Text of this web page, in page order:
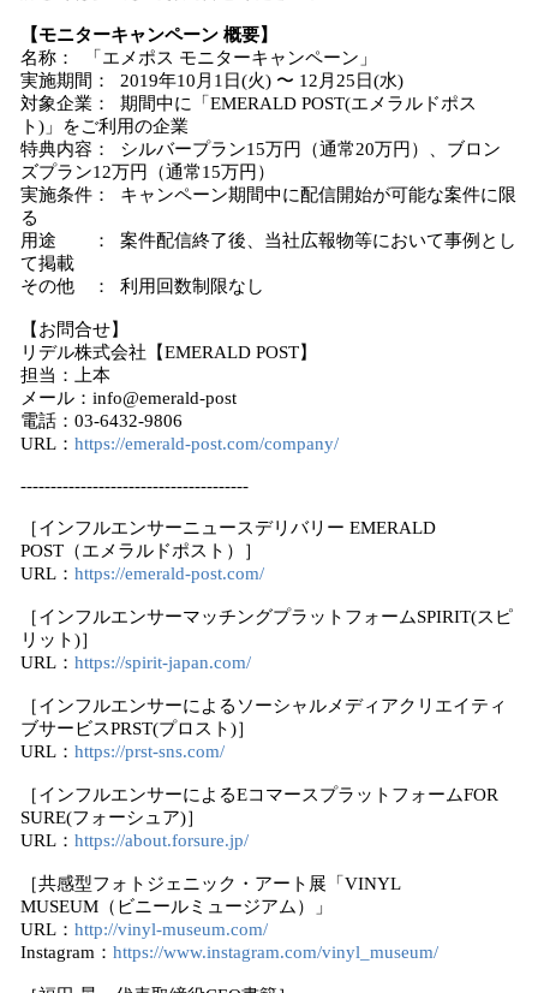
【モニターキャンペーン 概要】
名称： 「エメポス モニターキャンペーン」
実施期間： 2019年10月1日(火) 〜 12月25日(水)
対象企業： 期間中に「EMERALD POST(エメラルドポス
ト)」をご利用の企業
特典内容： シルバープラン15万円（通常20万円）、ブロン
ズプラン12万円（通常15万円）
実施条件： キャンペーン期間中に配信開始が可能な案件に限
る
用途 ： 案件配信終了後、当社広報物等において事例とし
て掲載
その他 ： 利用回数制限なし
【お問合せ】
リデル株式会社【EMERALD POST】
担当：上本
メール：info@emerald-post
電話：03-6432-9806
URL： https://emerald-post.com/company/
--------------------------------------
［インフルエンサーニュースデリバリー EMERALD
POST（エメラルドポスト）］
URL： https://emerald-post.com/
［インフルエンサーマッチングプラットフォームSPIRIT(スピ
リット)］
URL： https://spirit-japan.com/
［インフルエンサーによるソーシャルメディアクリエイティ
ブサービスPRST(プロスト)］
URL： https://prst-sns.com/
［インフルエンサーによるEコマースプラットフォームFOR
SURE(フォーシュア)］
URL： https://about.forsure.jp/
［共感型フォトジェニック・アート展「VINYL
MUSEUM（ビニールミュージアム）」
URL： http://vinyl-museum.com/
Instagram： https://www.instagram.com/vinyl_museum/